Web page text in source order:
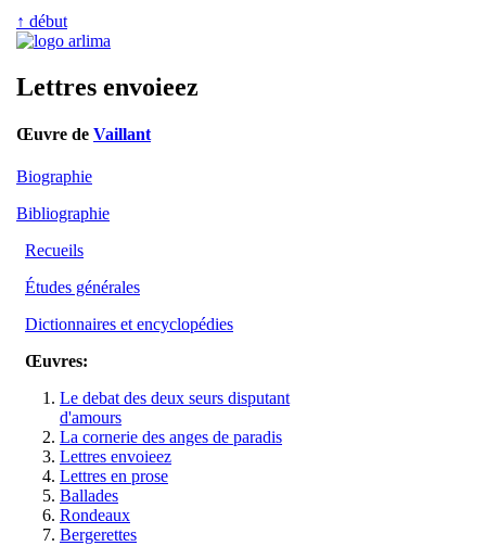
↑ début
Lettres envoieez
Œuvre de Vaillant
Biographie
Bibliographie
Recueils
Études générales
Dictionnaires et encyclopédies
Œuvres:
Le debat des deux seurs disputant
d'amours
La cornerie des anges de paradis
Lettres envoieez
Lettres en prose
Ballades
Rondeaux
Bergerettes